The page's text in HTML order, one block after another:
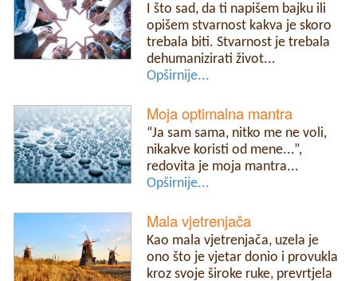
I što sad, da ti napišem bajku ili
opišem stvarnost kakva je skoro
trebala biti. Stvarnost je trebala
dehumanizirati život...
Opširnije...
Moja optimalna mantra
“Ja sam sama, nitko me ne voli,
nikakve koristi od mene...”,
redovita je moja mantra...
Opširnije...
Mala vjetrenjača
Kao mala vjetrenjača, uzela je
ono što je vjetar donio i provukla
kroz svoje široke ruke, prevrtjela